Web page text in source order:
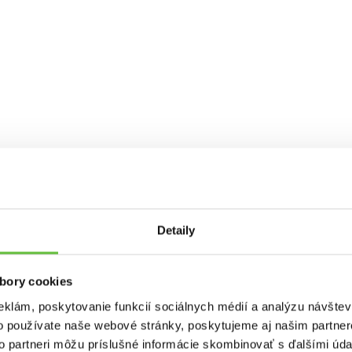
Detaily
cookies
poskytovanie funkcií sociálnych médií a analýzu
používate naše webové stránky, poskytujeme aj našim
partneri môžu príslušné informácie skombinovať s ďalšími
svoje
taktiež
Vy si